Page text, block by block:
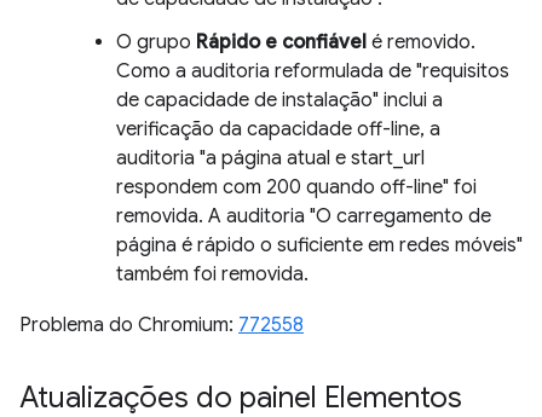
O grupo Rápido e confiável é removido.
Como a auditoria reformulada de "requisitos
de capacidade de instalação" inclui a
verificação da capacidade off-line, a
auditoria "a página atual e start_url
respondem com 200 quando off-line" foi
removida. A auditoria "O carregamento de
página é rápido o suficiente em redes móveis"
também foi removida.
Problema do Chromium: 772558
Atualizações do painel Elementos